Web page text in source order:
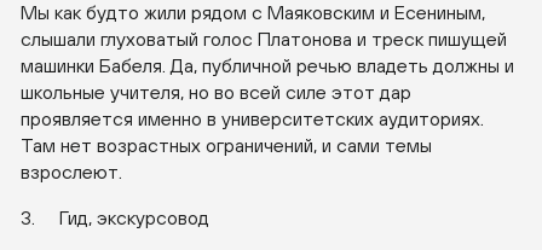
Мы как будто жили рядом с Маяковским и Есениным,
слышали глуховатый голос Платонова и треск пишущей
машинки Бабеля. Да, публичной речью владеть должны и
школьные учителя, но во всей силе этот дар
проявляется именно в университетских аудиториях.
Там нет возрастных ограничений, и сами темы
взрослеют.
3. Гид, экскурсовод